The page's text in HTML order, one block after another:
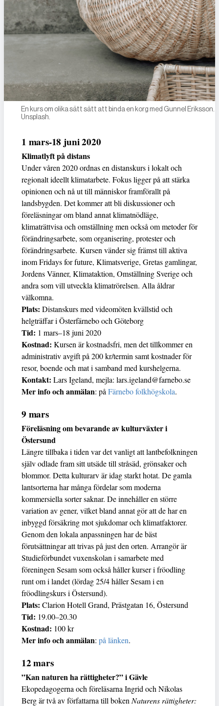
En kurs om olika sätt sätt att binda en korg med Gunnel Eriksson.
Unsplash.
1 mars-18 juni 2020
Klimatlyft på distans
Under våren 2020 ordnas en distanskurs i lokalt och
regionalt ideellt klimatarbete. Fokus ligger på att stärka
opinionen och nå ut till människor framförallt på
landsbygden. Det kommer att bli diskussioner och
föreläsningar om bland annat klimatnödläge,
klimaträttvisa och omställning men också om metoder för
förändringsarbete, som organisering, protester och
förändringsarbete. Kursen vänder sig främst till aktiva
inom Fridays for future, Klimatsverige, Gretas gamlingar,
Jordens Vänner, Klimataktion, Omställning Sverige och
andra som vill utveckla klimatrörelsen. Alla åldrar
välkomna.
Plats: Distanskurs med videomöten kvällstid och
helgträffar i Österfärnebo och Göteborg
Tid: 1 mars–18 juni 2020
Kostnad: Kursen är kostnadsfri, men det tillkommer en
administrativ avgift på 200 kr/termin samt kostnader för
resor, boende och mat i samband med kurshelgerna.
Kontakt: Lars Igeland, mejla: lars.igeland@farnebo.se
Mer info och anmälan: på Färnebo folkhögskola.
9 mars
Föreläsning om bevarande av kulturväxter i
Östersund
Längre tillbaka i tiden var det vanligt att lantbefolkningen
själv odlade fram sitt utsäde till stråsäd, grönsaker och
blommor. Detta kulturarv är idag starkt hotat. De gamla
lantsorterna har många fördelar som moderna
kommersiella sorter saknar. De innehåller en större
variation av gener, vilket bland annat gör att de har en
inbyggd försäkring mot sjukdomar och klimatfaktorer.
Genom den lokala anpassningen har de bäst
förutsättningar att trivas på just den orten. Arrangör är
Studieförbundet vuxenskolan i samarbete med
föreningen Sesam som också håller kurser i fröodling
runt om i landet (lördag 25/4 håller Sesam i en
fröodlingskurs i Östersund).
Plats: Clarion Hotell Grand, Prästgatan 16, Östersund
Tid: 19.00–20.30
Kostnad: 100 kr
Mer info och anmälan: på länken.
12 mars
”Kan naturen ha rättigheter?” i Gävle
Ekopedagogerna och föreläsarna Ingrid och Nikolas
Berg är två av författarna till boken Naturens rättigheter: